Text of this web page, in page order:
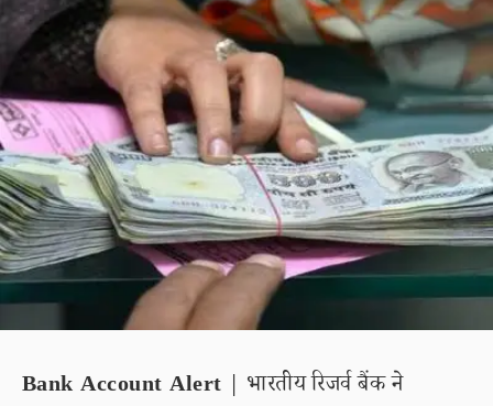
Bank Account Alert | भारतीय रिजर्व बैंक ने